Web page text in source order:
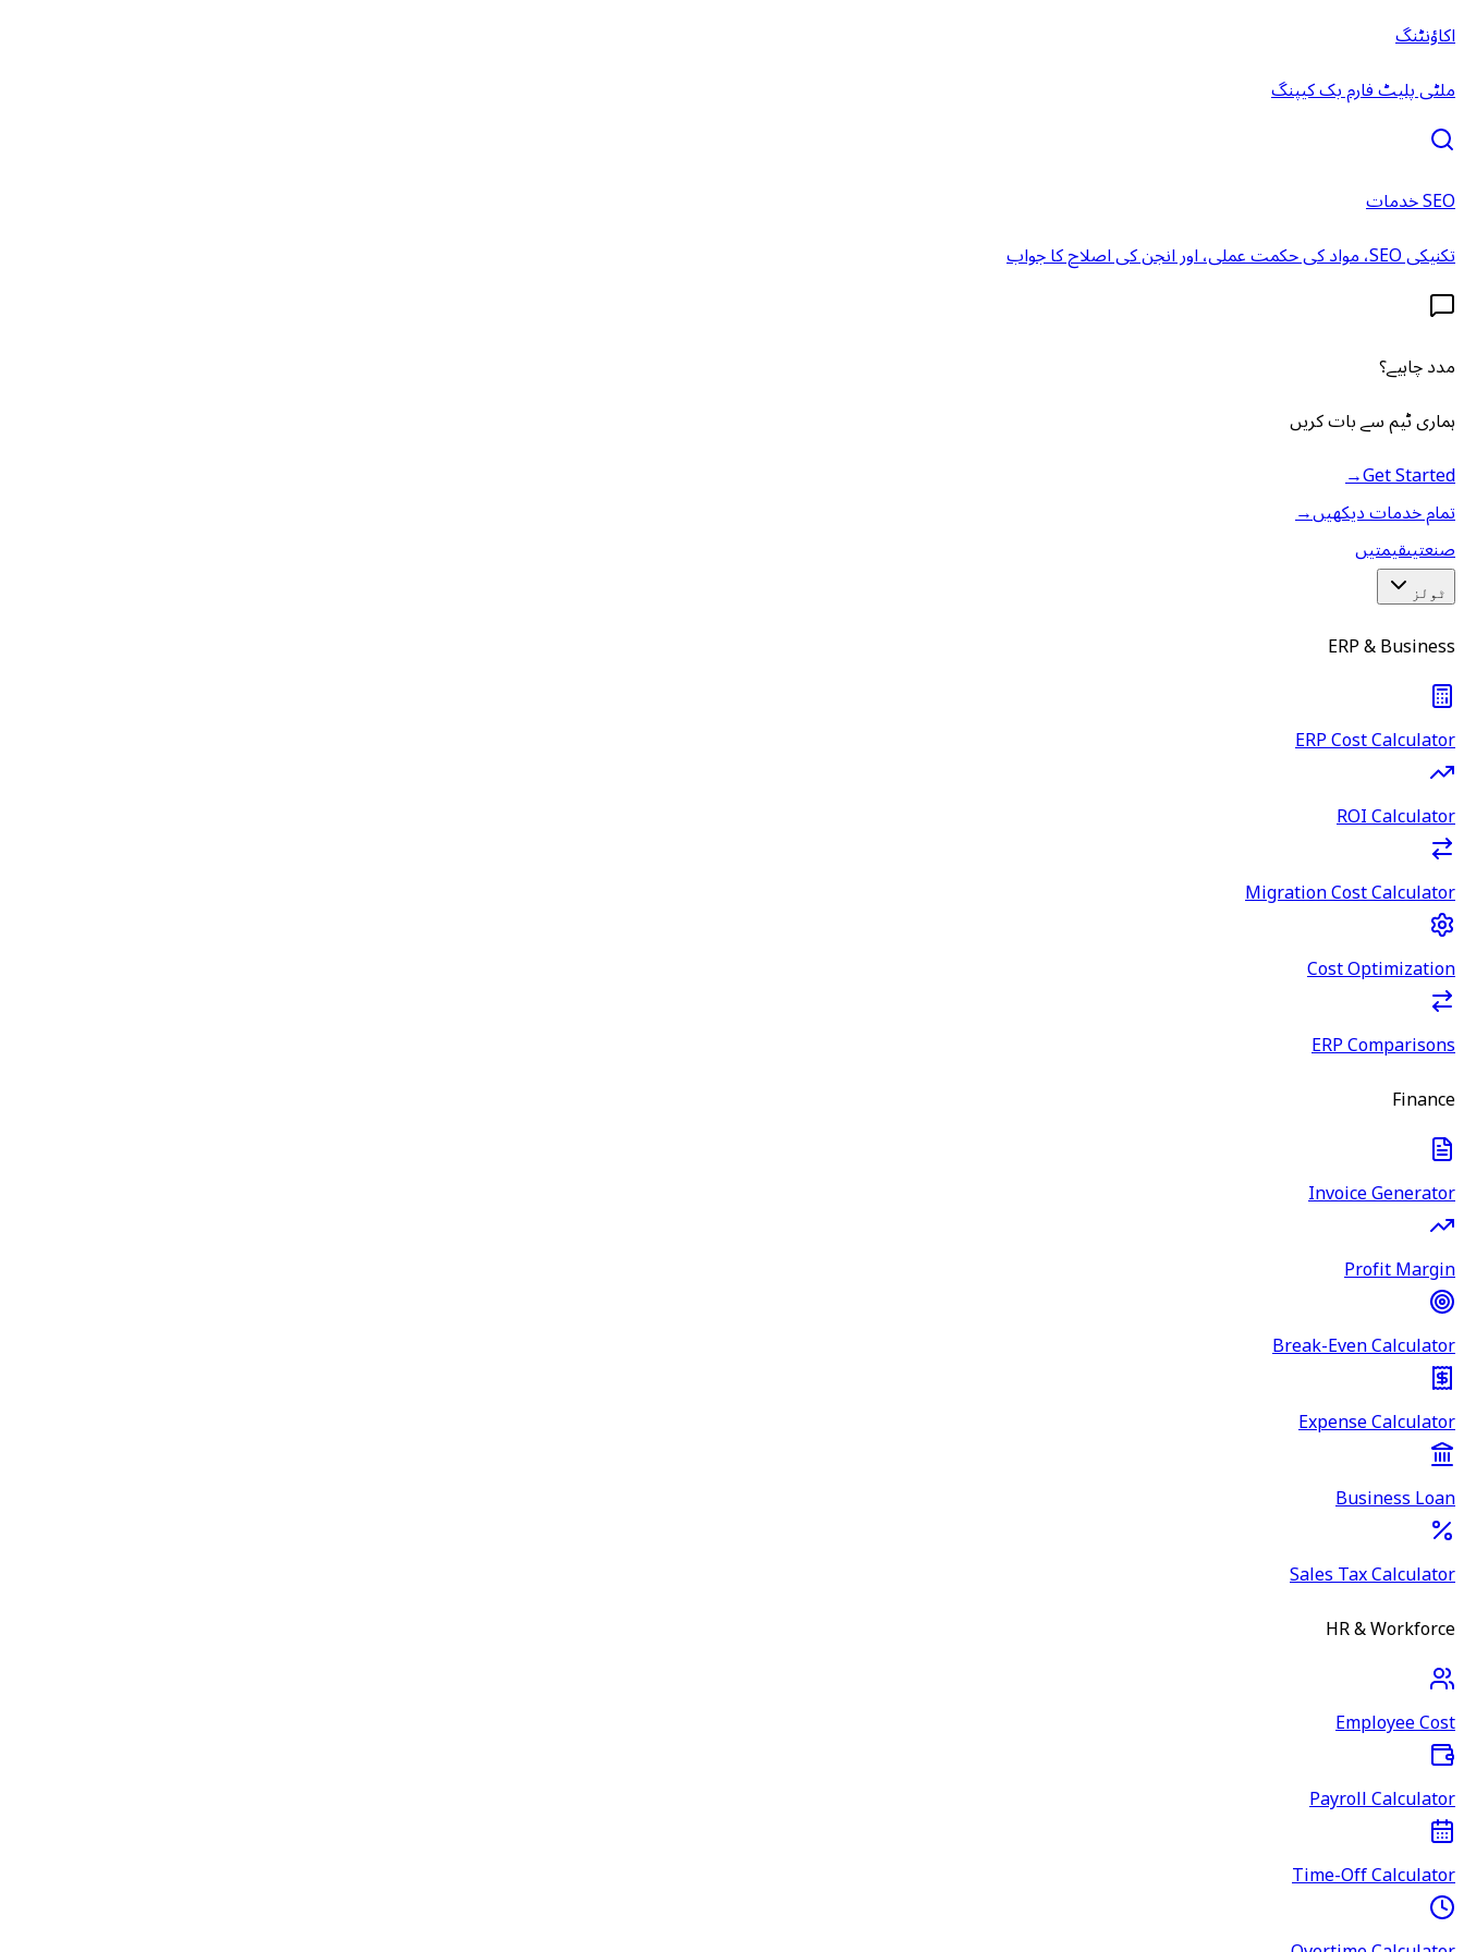
اکاؤنٹنگ
ملٹی پلیٹ فارم بک کیپنگ
SEO خدمات
تکنیکی SEO، مواد کی حکمت عملی، اور انجن کی اصلاح کا جواب
مدد چاہیے؟
ہماری ٹیم سے بات کریں
Get Started
→
تمام خدمات دیکھیں→
صنعتیںقیمتیں
ٹولز
ERP & Business
ERP Cost Calculator
ROI Calculator
Migration Cost Calculator
Cost Optimization
ERP Comparisons
Finance
Invoice Generator
Profit Margin
Break-Even Calculator
Expense Calculator
Business Loan
Sales Tax Calculator
HR & Workforce
Employee Cost
Payroll Calculator
Time-Off Calculator